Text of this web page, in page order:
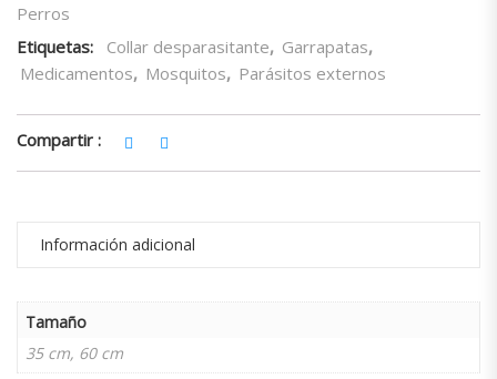
Perros
Etiquetas:
Collar desparasitante, Garrapatas,
Medicamentos, Mosquitos, Parásitos externos
Compartir :
Información adicional
Tamaño
35 cm, 60 cm